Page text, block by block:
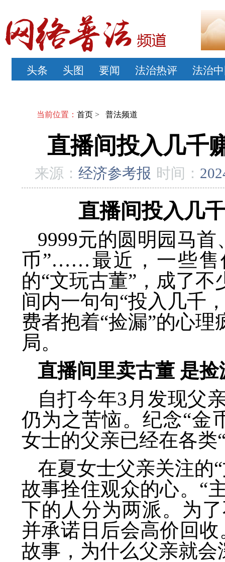
头条 头图 要闻 法治热评 法治
当前位置： 首页> 普法频道
直播间投入几千
来源： 经济参考报 时间：
直播间投入几
9999元的圆明园马首
币”……最近，一些售
的“文玩古董”，成了
间内一句句“投入几千
费者抱着“捡漏”的心
局。
直播间里卖古董 是
自打今年3月发现父
仍为之苦恼。纪念“
女士的父亲已经在各类
在夏女士父亲关注的
故事拴住观众的心。“
下的人分为两派。为
并承诺日后会高价回
故事，为什么父亲就会